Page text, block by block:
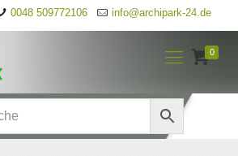
0048 509772106 info@archipark-24.de
0